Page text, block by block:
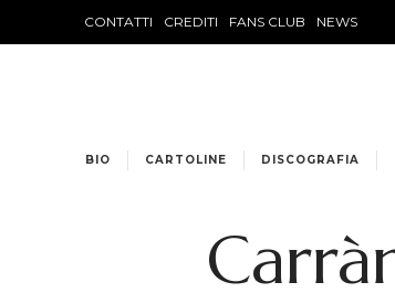
CONTATTI CREDITI FANS CLUB NEWS
BIO CARTOLINE DISCOGRAFIA